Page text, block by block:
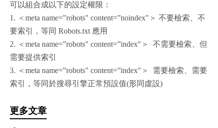
可以組合成以下的設定權限：
1. ＜meta name=”robots" content=”noindex"＞ 不要檢索、不
要索引，等同 Robots.txt 應用
2. ＜meta name=”robots" content=”index"＞ 不需要檢索、但
需要提供索引
3. ＜meta name=”robots" content=”index"＞ 需要檢索、需要
索引，等同於搜尋引擎正常預設值(形同虛設)
更多文章